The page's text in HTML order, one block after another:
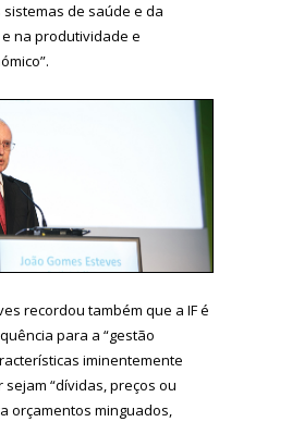
de saúde e da
na produtividade e
recordou também que a IF é
para a “gestão
iminentemente
“dívidas, preços ou
orçamentos minguados,